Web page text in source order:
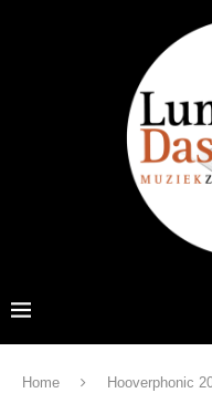
Home Hooverphonic